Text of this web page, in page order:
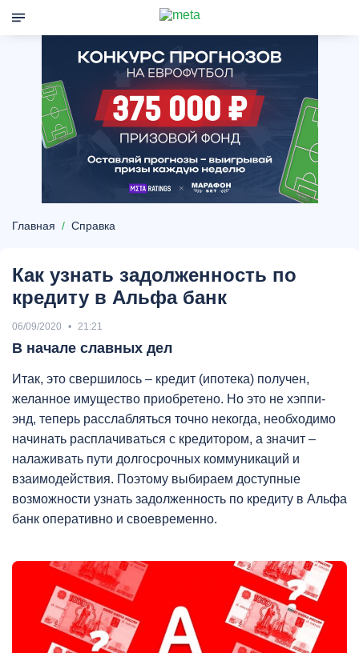
Главная Справка
Как узнать задолженность по
кредиту в Альфа банк
06/09/2020 21:21
В начале славных дел
Итак, это свершилось – кредит (ипотека) получен,
желанное имущество приобретено. Но это не хэппи-
энд, теперь расслабляться точно некогда, необходимо
начинать расплачиваться с кредитором, а значит –
налаживать пути долгосрочных коммуникаций и
взаимодействия. Поэтому выбираем доступные
возможности узнать задолженность по кредиту в Альфа
банк оперативно и своевременно.